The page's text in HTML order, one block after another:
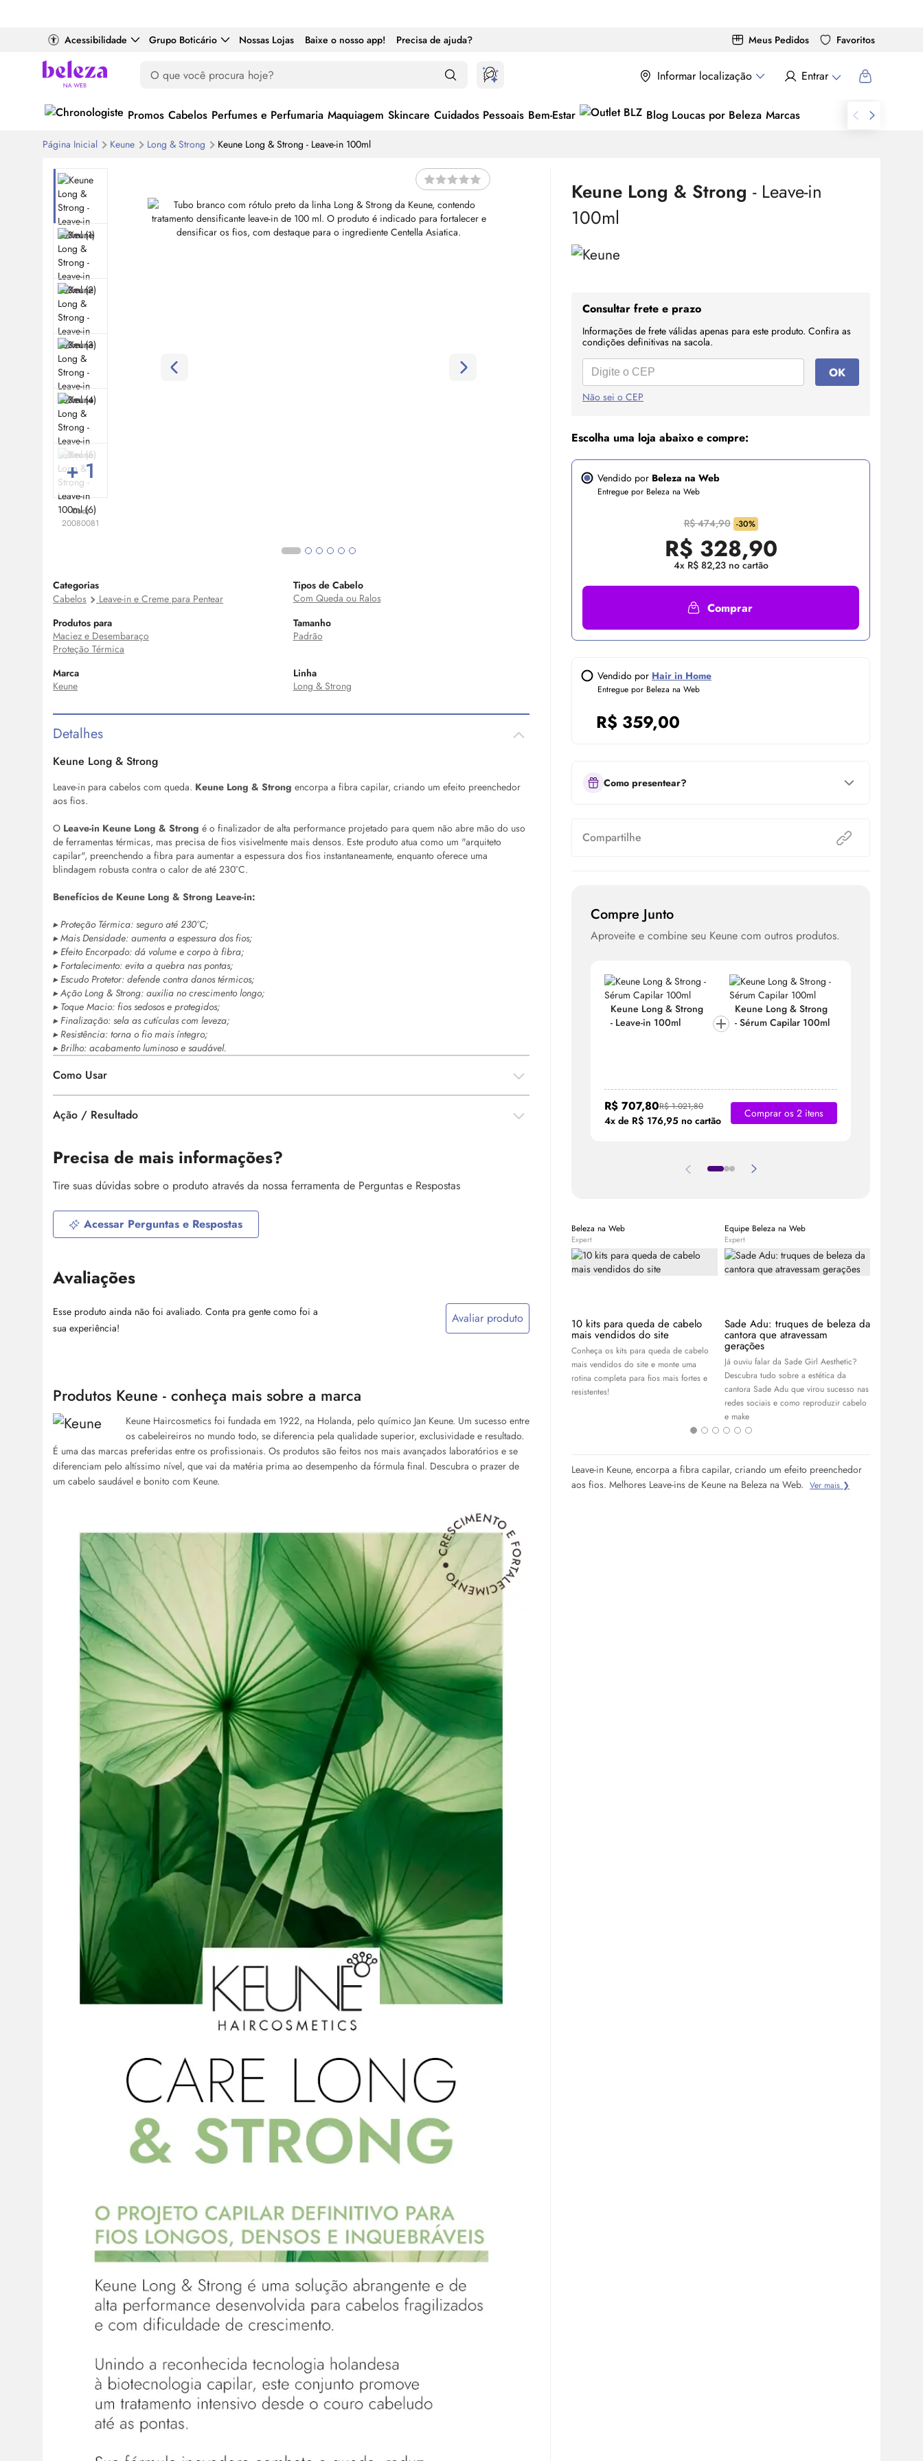
Acessibilidade Grupo Boticário Nossas Lojas Baixe o nosso app! Precisa de ajuda? Meus Pedidos Favoritos
Informar localização Entrar
Promos Cabelos Perfumes e Perfumaria Maquiagem Skincare Cuidados Pessoais Bem-Estar Blog Loucas por Beleza Marcas
Página Inicial Keune Long & Strong Keune Long & Strong - Leave-in 100ml
Keune Long & Strong - Leave-in
100ml
Consultar frete e prazo
Informações de frete válidas apenas para este produto. Confira as
condições definitivas na sacola.
OK
Não sei o CEP
Escolha uma loja abaixo e compre:
Vendido por Beleza na Web
Entregue por Beleza na Web
R$ 474,90 -30%
R$ 328,90
4x R$ 82,23 no cartão
Comprar
Vendido por Hair in Home
Entregue por Beleza na Web
R$ 359,00
Como presentear?
Compartilhe
Compre Junto
Aproveite e combine seu Keune com outros produtos.
Keune Long & Strong
- Leave-in 100ml
Keune Long & Strong
-Sérum Capilar 100ml
R$ 1.021,80
R$ 707,80
4x de R$ 176,95 no cartão
Comprar os 2 itens
Beleza na Web
Expert
10 kits para queda de cabelo
mais vendidos do site
Conheça os kits para queda de cabelo
mais vendidos do site e monte uma
rotina completa para fios mais fortes e
resistentes!
Equipe Beleza na Web
Expert
Sade Adu: truques de beleza da
cantora que atravessam
gerações
Já ouviu falar da Sade Girl Aesthetic?
Descubra tudo sobre a estética da
cantora Sade Adu que virou sucesso nas
redes sociais e como reproduzir cabelo
e make
Leave-in Keune, encorpa a fibra capilar, criando um efeito preenchedor
aos fios. Melhores Leave-ins de Keune na Beleza na Web. Ver mais ❯
+ 1
Cod:
20080081
Categorias
Cabelos
Leave-in e Creme para Pentear
Tipos de Cabelo
Com Queda ou Ralos
Produtos para
Maciez e Desembaraço
Proteção Térmica
Tamanho
Padrão
Marca
Keune
Linha
Long & Strong
Detalhes
Keune Long & Strong
Leave-in para cabelos com queda. Keune Long & Strong encorpa a fibra capilar, criando um efeito preenchedor
aos fios.
O Leave-in Keune Long & Strong é o finalizador de alta performance projetado para quem não abre mão do uso
de ferramentas térmicas, mas precisa de fios visivelmente mais densos. Este produto atua como um "arquiteto
capilar", preenchendo a fibra para aumentar a espessura dos fios instantaneamente, enquanto oferece uma
blindagem robusta contra o calor de até 230°C.
Benefícios de Keune Long & Strong Leave-in:
▸ Proteção Térmica: seguro até 230°C;
▸ Mais Densidade: aumenta a espessura dos fios;
▸ Efeito Encorpado: dá volume e corpo à fibra;
▸ Fortalecimento: evita a quebra nas pontas;
▸ Escudo Protetor: defende contra danos térmicos;
▸ Ação Long & Strong: auxilia no crescimento longo;
▸ Toque Macio: fios sedosos e protegidos;
▸ Finalização: sela as cutículas com leveza;
▸ Resistência: torna o fio mais íntegro;
▸ Brilho: acabamento luminoso e saudável.
Como Usar
Ação / Resultado
Precisa de mais informações?
Tire suas dúvidas sobre o produto através da nossa ferramenta de Perguntas e Respostas
Acessar Perguntas e Respostas
Avaliações
Esse produto ainda não foi avaliado. Conta pra gente como foi a
sua experiência!
Avaliar produto
Produtos Keune - conheça mais sobre a marca
Keune Haircosmetics foi fundada em 1922, na Holanda, pelo químico Jan Keune. Um sucesso entre
os cabeleireiros no mundo todo, se diferencia pela qualidade superior, exclusividade e resultado.
É uma das marcas preferidas entre os profissionais. Os produtos são feitos nos mais avançados laboratórios e se
diferenciam pelo altíssimo nível, que vai da matéria prima ao desempenho da fórmula final. Descubra o prazer de
um cabelo saudável e bonito com Keune.